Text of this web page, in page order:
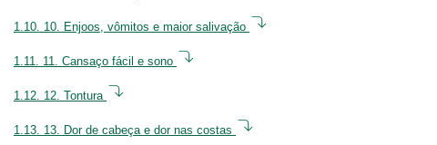
1.10. 10. Enjoos, vômitos e maior salivação
1.11. 11. Cansaço fácil e sono
1.12. 12. Tontura
1.13. 13. Dor de cabeça e dor nas costas